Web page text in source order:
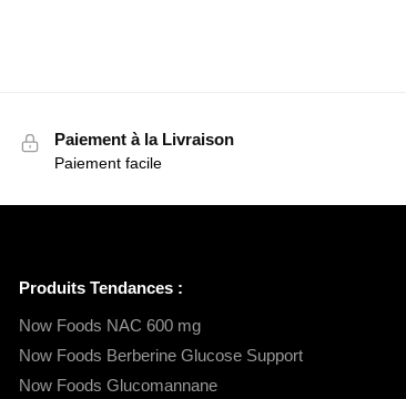
Paiement à la Livraison
Paiement facile
Produits Tendances :
Now Foods NAC 600 mg
Now Foods Berberine Glucose Support
Now Foods Glucomannane